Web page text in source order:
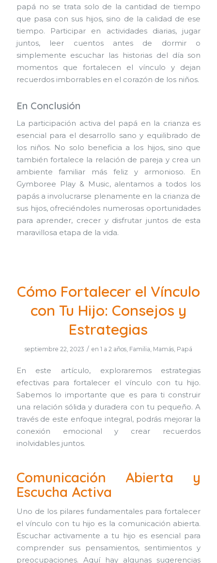
papá no se trata solo de la cantidad de tiempo
que pasa con sus hijos, sino de la calidad de ese
tiempo. Participar en actividades diarias, jugar
juntos, leer cuentos antes de dormir o
simplemente escuchar las historias del día son
momentos que fortalecen el vínculo y dejan
recuerdos imborrables en el corazón de los niños.
En Conclusión
La participación activa del papá en la crianza es
esencial para el desarrollo sano y equilibrado de
los niños. No solo beneficia a los hijos, sino que
también fortalece la relación de pareja y crea un
ambiente familiar más feliz y armonioso. En
Gymboree Play & Music, alentamos a todos los
papás a involucrarse plenamente en la crianza de
sus hijos, ofreciéndoles numerosas oportunidades
para aprender, crecer y disfrutar juntos de esta
maravillosa etapa de la vida.
Cómo Fortalecer el Vínculo
con Tu Hijo: Consejos y
Estrategias
septiembre 22, 2023 / en 1 a 2 años, Familia Mamás, Papá
En este artículo, exploraremos estrategias
efectivas para fortalecer el vínculo con tu hijo.
Sabemos lo importante que es para ti construir
una relación sólida y duradera con tu pequeño. A
través de este enfoque integral, podrás mejorar la
conexión emocional y crear recuerdos
inolvidables juntos.
Comunicación Abierta y
Escucha Activa
Uno de los pilares fundamentales para fortalecer
el vínculo con tu hijo es la comunicación abierta.
Escuchar activamente a tu hijo es esencial para
comprender sus pensamientos, sentimientos y
preocupaciones. Aquí hay algunas sugerencias